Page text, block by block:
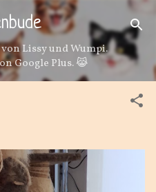
Lissy und Wumpi.
Google Plus. 😹